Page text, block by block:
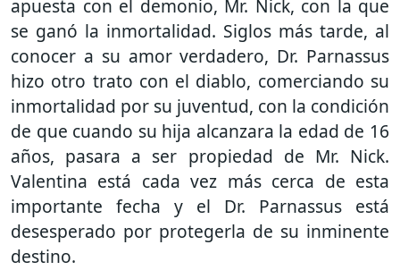
apuesta con el demonio, Mr. Nick, con la que
se ganó la inmortalidad. Siglos más tarde, al
conocer a su amor verdadero, Dr. Parnassus
hizo otro trato con el diablo, comerciando su
inmortalidad por su juventud, con la condición
de que cuando su hija alcanzara la edad de 16
años, pasara a ser propiedad de Mr. Nick.
Valentina está cada vez más cerca de esta
importante fecha y el Dr. Parnassus está
desesperado por protegerla de su inminente
destino.